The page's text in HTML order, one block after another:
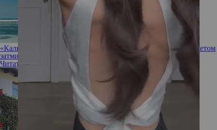
«Калифорнийская брюнетка»: окрашивание, которое этим летом
затмит даже самый модный блонд
Читать полностью